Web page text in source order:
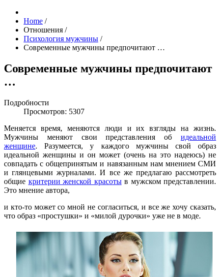
Home /
Отношения /
Психология мужчины /
Современные мужчины предпочитают …
Современные мужчины предпочитают
…
Подробности
Просмотров: 5307
Меняется время, меняются люди и их взгляды на жизнь.
Мужчины меняют свои представления об идеальной
женщине. Разумеется, у каждого мужчины свой образ
идеальной женщины и он может (очень на это надеюсь) не
совпадать с общепринятым и навязанным нам мнением СМИ
и глянцевыми журналами. И все же предлагаю рассмотреть
общие критерии женской красотыв мужском представлении.
Это мнение автора,
и кто-то может со мной не согласиться, и все же хочу сказать,
что образ «простушки» и «милой дурочки» уже не в моде.